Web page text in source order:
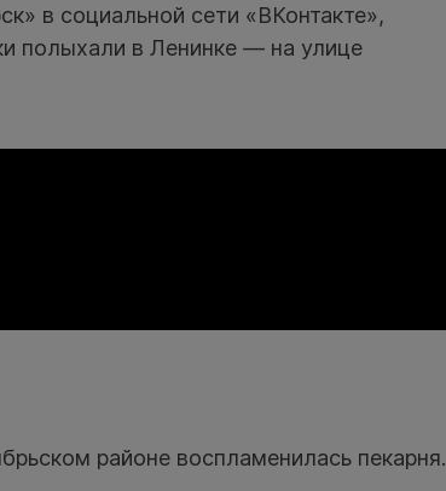
в социальной сети «ВКонтакте»,
полыхали в Ленинке — на улице
районе воспламенилась пекарня.